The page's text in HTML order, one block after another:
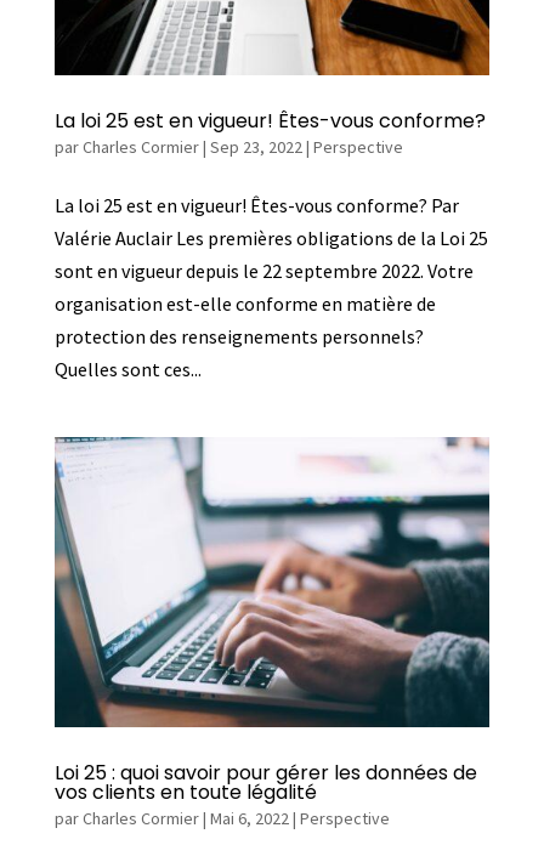
La loi 25 est en vigueur! Êtes-vous conforme?
parCharles Cormier| Sep 23, 2022| Perspective
La loi 25 est en vigueur! Êtes-vous conforme? Par
Valérie Auclair Les premières obligations de la Loi 25
sont en vigueur depuis le 22 septembre 2022. Votre
organisation est-elle conforme en matière de
protection des renseignements personnels?
Quelles sont ces...
Loi 25 : quoi savoir pour gérer les données de
vos clients en toute légalité
parCharles Cormier| Mai 6, 2022 | Perspective